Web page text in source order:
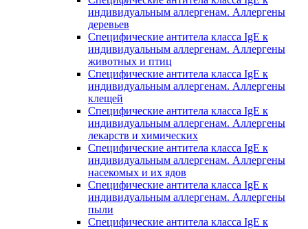
индивидуальным аллергенам. Аллергены
деревьев
Специфические антитела класса IgE к
индивидуальным аллергенам. Аллергены
животных и птиц
Специфические антитела класса IgE к
индивидуальным аллергенам. Аллергены
клещей
Специфические антитела класса IgE к
индивидуальным аллергенам. Аллергены
лекарств и химических
Специфические антитела класса IgE к
индивидуальным аллергенам. Аллергены
насекомых и их ядов
Специфические антитела класса IgE к
индивидуальным аллергенам. Аллергены
пыли
Специфические антитела класса IgE к